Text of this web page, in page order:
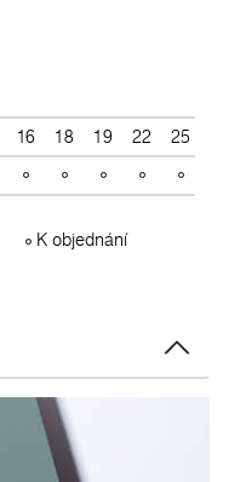
16 18 19 22 25
K objednání